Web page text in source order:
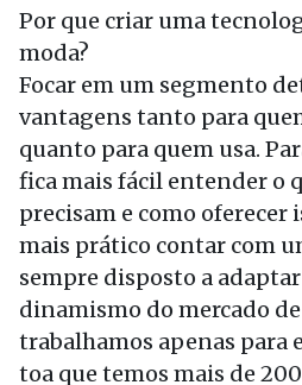
Por que criar uma
moda?
Focar em um segmento
vantagens tanto para
quanto para quem usa.
fica mais fácil entender o
precisam e como oferecer
mais prático contar com
sempre disposto a adaptar
dinamismo do mercado de
trabalhamos apenas para
toa que temos mais de